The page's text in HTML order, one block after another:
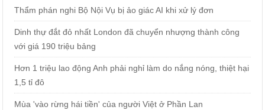
Thẩm phán nghi Bộ Nội Vụ bị ảo giác AI khi xử lý đơn
Dinh thự đắt đỏ nhất London đã chuyển nhượng thành công
với giá 190 triệu bảng
Hơn 1 triệu lao động Anh phải nghỉ làm do nắng nóng, thiệt hại
1,5 tỉ đô
Mùa 'vào rừng hái tiền' của người Việt ở Phần Lan